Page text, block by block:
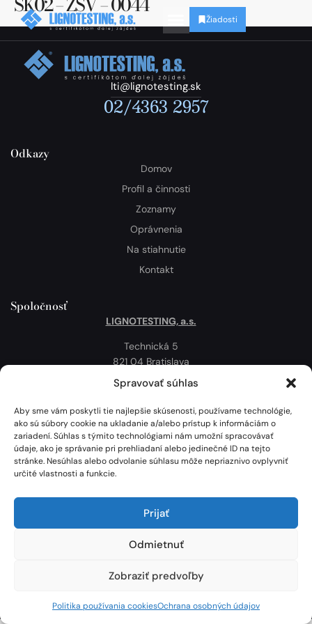
Spravovať súhlas
Aby sme vám poskytli tie najlepšie skúsenosti, používame technológie,
ako sú súbory cookie na ukladanie a/alebo prístup k informáciám o
zariadení. Súhlas s týmito technológiami nám umožní spracovávať
údaje, ako je správanie pri prehliadaní alebo jedinečné ID na tejto
stránke. Nesúhlas alebo odvolanie súhlasu môže nepriaznivo ovplyvniť
určité vlastnosti a funkcie.
Prijať
Odmietnuť
Zobraziť predvoľby
Politika používania cookiesOchrana osobných údajov
Žiadosti
lti@lignotesting.sk
02/4363 2957
Odkazy
Domov
Profil a činnosti
Zoznamy
Oprávnenia
Na stiahnutie
Kontakt
Spoločnosť
LIGNOTESTING, a.s.
Technická 5
821 04 Bratislava
Slovenská republika
Politika používania cookies
Mapa
Lignotesting, a. s. © 2024 | Všetky práva vyhradené. | Vytvoril: Marek Heinfarth.